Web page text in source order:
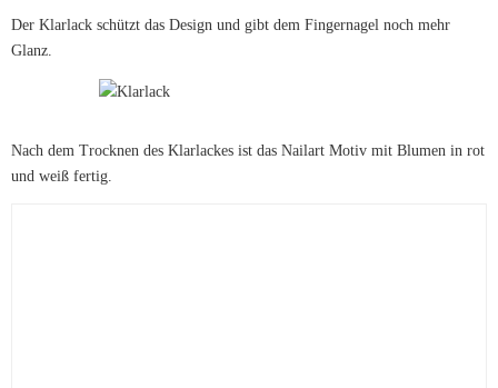
Der Klarlack schützt das Design und gibt dem Fingernagel noch mehr
Glanz.
Nach dem Trocknen des Klarlackes ist das Nailart Motiv mit Blumen in rot
und weiß fertig.